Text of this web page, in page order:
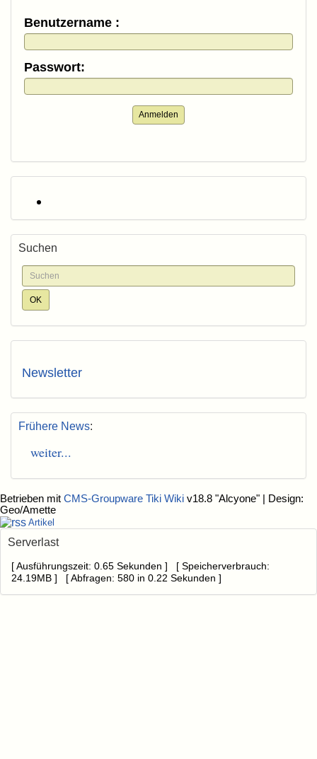
Benutzername :
Passwort:
Anmelden
Suchen
Newsletter
Frühere News:
weiter...
Betrieben mit CMS-Groupware Tiki Wiki v18.8 "Alcyone" | Design:
Geo/Amette
Artikel
Serverlast
[ Ausführungszeit: 0.65 Sekunden ] [ Speicherverbrauch:
24.19MB ] [ Abfragen: 580 in 0.22 Sekunden ]